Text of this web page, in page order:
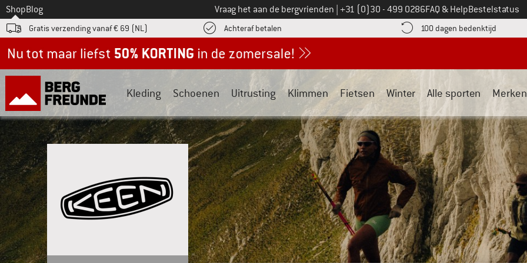
Naar
ShopBlog Vraag het aan de bergvrienden Bel ons op
+31 (0)30 - 499 0286FAQ & HelpBestelstatus
Gratis verzending vanaf € 69 (NL) Achteraf betalen vind de betalingsinformatie hier! Opent in een infovak
100 dagen bedenktijd Vind
Kleding Schoenen Uitrusting Klimmen Fietsen Winter Alle sporten Merken